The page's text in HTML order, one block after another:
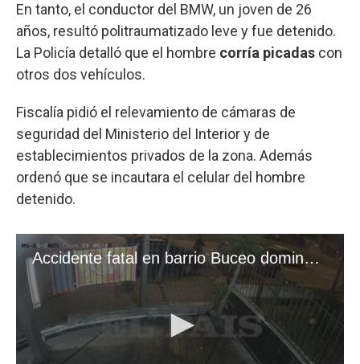
En tanto, el conductor del BMW, un joven de 26
años, resultó politraumatizado leve y fue detenido.
La Policía detalló que el hombre corría picadas con
otros dos vehículos.
Fiscalía pidió el relevamiento de cámaras de
seguridad del Ministerio del Interior y de
establecimientos privados de la zona. Además
ordenó que se incautara el celular del hombre
detenido.